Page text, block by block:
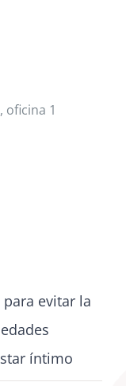
oficina 1
evitar la
íntimo